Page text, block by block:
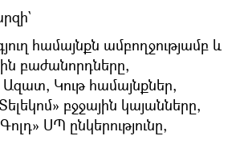
համայնքն ամբողջությամբ և
բաժանորդները,
Ազատ, Կութ համայնքներ,
բջջային կայանները,
ՍՊ ընկերությունը,